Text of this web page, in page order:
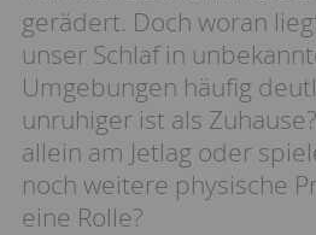
gerädert. Doch woran
unser Schlaf in
Umgebungen häufig
unruhiger ist als
allein am Jetlag oder
noch weitere physische
eine Rolle?